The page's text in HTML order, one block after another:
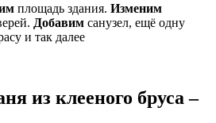
площадь здания. Изменим
Добавим санузел, ещё одну
и так далее
из клееного бруса –